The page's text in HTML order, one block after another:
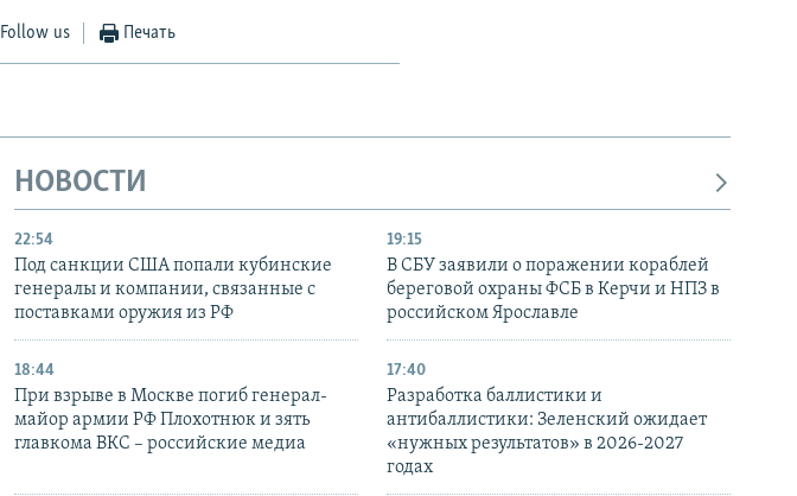
Follow us Печать
НОВОСТИ
22:54
Под санкции США попали кубинские
генералы и компании, связанные с
поставками оружия из РФ
19:15
В СБУ заявили о поражении кораблей
береговой охраны ФСБ в Керчи и НПЗ в
российском Ярославле
18:44
При взрыве в Москве погиб генерал-
майор армии РФ Плохотнюк и зять
главкома ВКС – российские медиа
17:40
Разработка баллистики и
антибаллистики: Зеленский ожидает
«нужных результатов» в 2026-2027
годах